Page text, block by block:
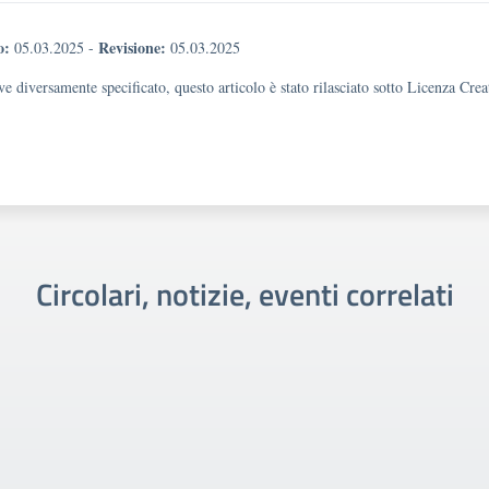
05.03.2025 - Revisione: 05.03.2025
diversamente specificato, questo articolo è stato rilasciato sotto Licenza
Circolari, notizie, eventi correlati